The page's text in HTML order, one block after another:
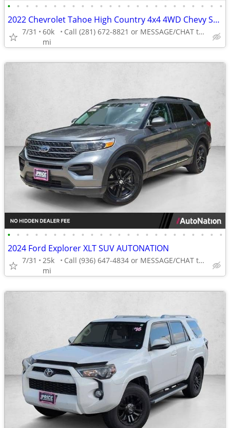
• • • • • • • • • • • • • • • • • • • • • • • •
2022 Chevrolet Tahoe High Country 4x4 4WD Chevy SUV AUTONATION
7/31
60k
mi
Call (281) 672-8821 or MESSAGE/CHAT to confirm availability
• • • • • • • • • • • • • • • • • • • • • • • •
2024 Ford Explorer XLT SUV AUTONATION
7/31
25k
mi
Call (936) 647-4834 or MESSAGE/CHAT to confirm availability